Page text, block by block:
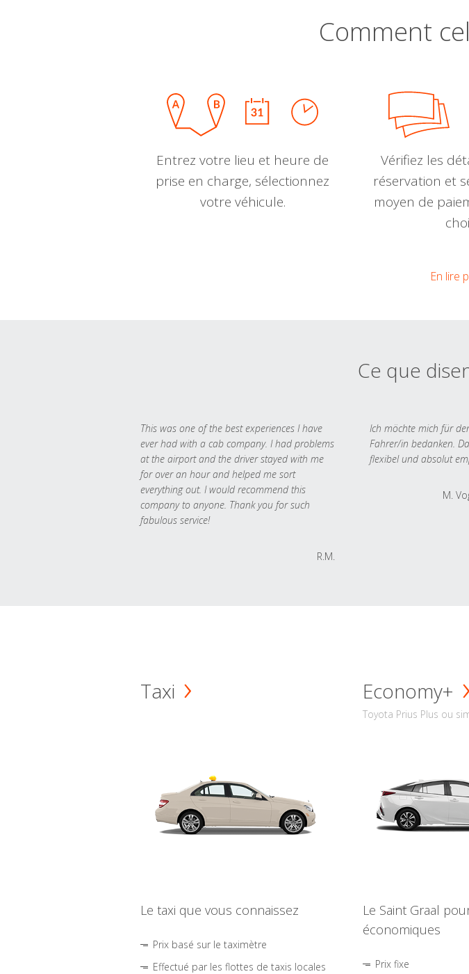
Comment
Entrez votre lieu et heure de
prise en charge, sélectionnez
votre véhicule.
Vérifiez les
réservation et
moyen de
En lire
Ce que
This was one of the best experiences I have
ever had with a cab company. I had problems
at the airport and the driver stayed with me
for over an hour and helped me sort
everything out. I would recommend this
company to anyone. Thank you for such
fabulous service!
R.M.
Ich möchte mich für
Fahrer/in bedanken.
flexibel und absolut
M.
Taxi
Le taxi que vous connaissez
Prix basé sur le taximètre
Effectué par les flottes de taxis locales
Economy+
Toyota Prius Plus ou
Le Saint Graal
économiques
Prix fixe